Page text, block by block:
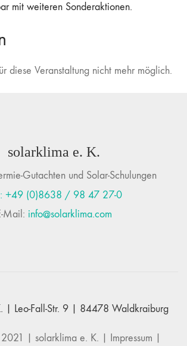
mit weiteren Sonderaktionen.
diese Veranstaltung nicht mehr möglich.
solarklima e. K.
Gutachten und Solar-Schulungen
+49 (0)8638 / 98 47 27-0
Mail: info@solarklima.com
| Leo-Fall-Str. 9 | 84478 Waldkraiburg
| solarklima e. K. | Impressum |